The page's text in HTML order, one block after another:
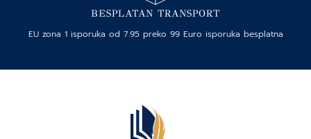
BESPLATAN TRANSPORT
EU zona 1 isporuka od 7.95 preko 99 Euro isporuka besplatna